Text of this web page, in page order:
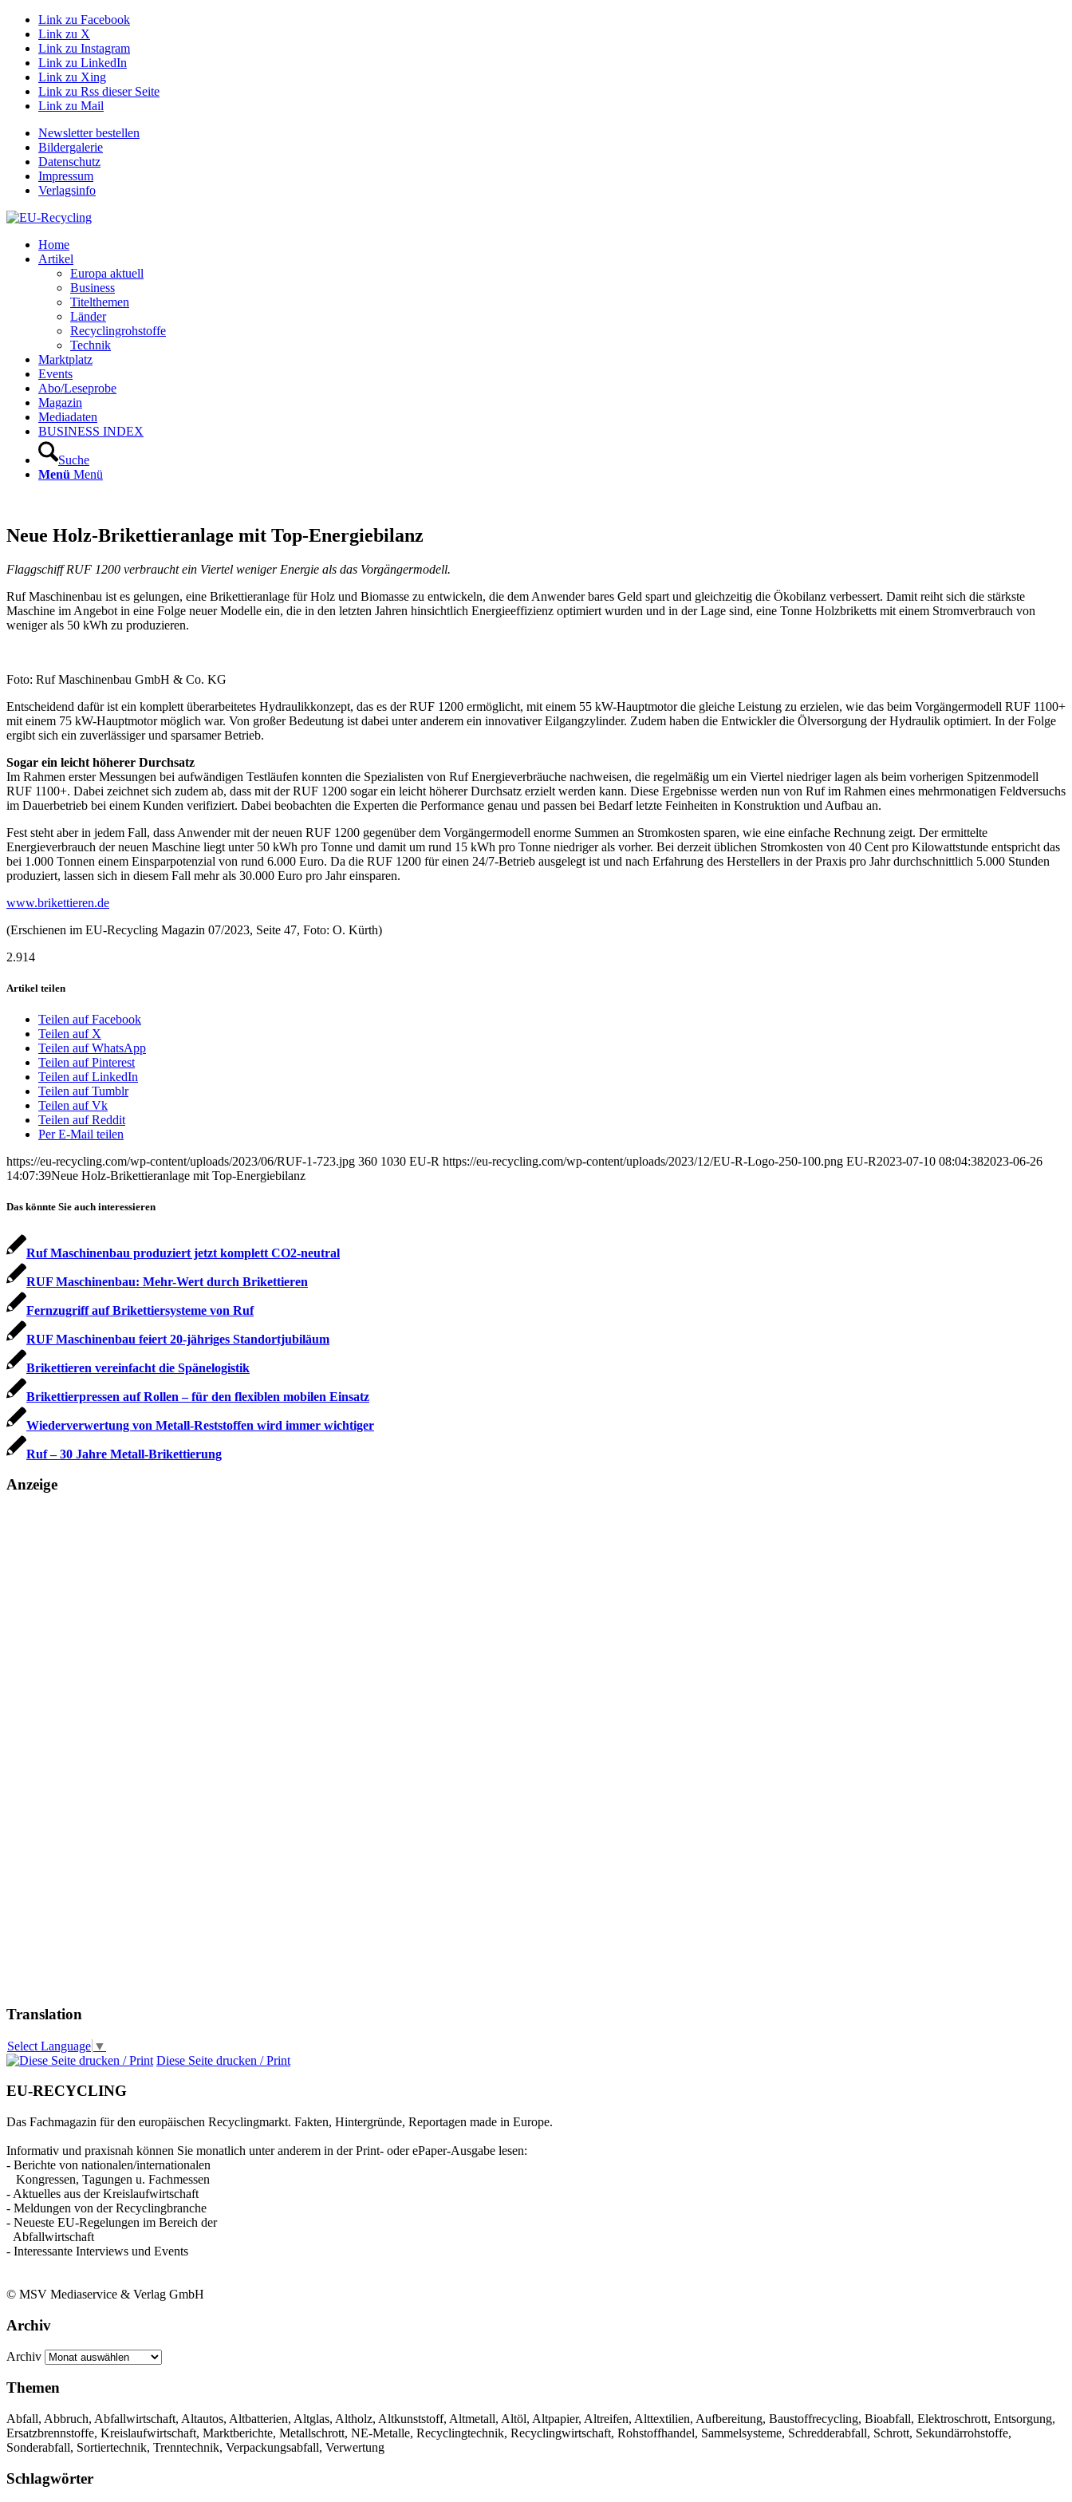
Link zu Facebook
Link zu X
Link zu Instagram
Link zu LinkedIn
Link zu Xing
Link zu Rss dieser Seite
Link zu Mail
Newsletter bestellen
Bildergalerie
Datenschutz
Impressum
Verlagsinfo
Home
Artikel
Europa aktuell
Business
Titelthemen
Länder
Recyclingrohstoffe
Technik
Marktplatz
Events
Abo/Leseprobe
Magazin
Mediadaten
BUSINESS INDEX
Suche
Menü Menü
Neue Holz-Brikettieranlage mit Top-Energiebilanz
Flaggschiff RUF 1200 verbraucht ein Viertel weniger Energie als das Vorgängermodell.
Ruf Maschinenbau ist es gelungen, eine Brikettieranlage für Holz und Biomasse zu entwickeln, die dem Anwender bares Geld spart und gleichzeitig die Ökobilanz verbessert. Damit reiht sich die stärkste
Maschine im Angebot in eine Folge neuer Modelle ein, die in den letzten Jahren hinsichtlich Energieeffizienz optimiert wurden und in der Lage sind, eine Tonne Holzbriketts mit einem Stromverbrauch von
weniger als 50 kWh zu produzieren.
Foto: Ruf Maschinenbau GmbH & Co. KG
Entscheidend dafür ist ein komplett überarbeitetes Hydraulikkonzept, das es der RUF 1200 ermöglicht, mit einem 55 kW-Hauptmotor die gleiche Leistung zu erzielen, wie das beim Vorgängermodell RUF 1100+
mit einem 75 kW-Hauptmotor möglich war. Von großer Bedeutung ist dabei unter anderem ein innovativer Eilgangzylinder. Zudem haben die Entwickler die Ölversorgung der Hydraulik optimiert. In der Folge
ergibt sich ein zuverlässiger und sparsamer Betrieb.
Sogar ein leicht höherer Durchsatz
Im Rahmen erster Messungen bei aufwändigen Testläufen konnten die Spezialisten von Ruf Energieverbräuche nachweisen, die regelmäßig um ein Viertel niedriger lagen als beim vorherigen Spitzenmodell
RUF 1100+. Dabei zeichnet sich zudem ab, dass mit der RUF 1200 sogar ein leicht höherer Durchsatz erzielt werden kann. Diese Ergebnisse werden nun von Ruf im Rahmen eines mehrmonatigen Feldversuchs
im Dauerbetrieb bei einem Kunden verifiziert. Dabei beobachten die Experten die Performance genau und passen bei Bedarf letzte Feinheiten in Konstruktion und Aufbau an.
Fest steht aber in jedem Fall, dass Anwender mit der neuen RUF 1200 gegenüber dem Vorgängermodell enorme Summen an Stromkosten sparen, wie eine einfache Rechnung zeigt. Der ermittelte
Energieverbrauch der neuen Maschine liegt unter 50 kWh pro Tonne und damit um rund 15 kWh pro Tonne niedriger als vorher. Bei derzeit üblichen Stromkosten von 40 Cent pro Kilowattstunde entspricht das
bei 1.000 Tonnen einem Einsparpotenzial von rund 6.000 Euro. Da die RUF 1200 für einen 24/7-Betrieb ausgelegt ist und nach Erfahrung des Herstellers in der Praxis pro Jahr durchschnittlich 5.000 Stunden
produziert, lassen sich in diesem Fall mehr als 30.000 Euro pro Jahr einsparen.
www.brikettieren.de
(Erschienen im EU-Recycling Magazin 07/2023, Seite 47, Foto: O. Kürth)
2.914
Artikel teilen
Teilen auf Facebook
Teilen auf X
Teilen auf WhatsApp
Teilen auf Pinterest
Teilen auf LinkedIn
Teilen auf Tumblr
Teilen auf Vk
Teilen auf Reddit
Per E-Mail teilen
https://eu-recycling.com/wp-content/uploads/2023/06/RUF-1-723.jpg 360 1030 EU-R https://eu-recycling.com/wp-content/uploads/2023/12/EU-R-Logo-250-100.png EU-R2023-07-10 08:04:382023-06-26
14:07:39Neue Holz-Brikettieranlage mit Top-Energiebilanz
Das könnte Sie auch interessieren
Ruf Maschinenbau produziert jetzt komplett CO2-neutral
RUF Maschinenbau: Mehr-Wert durch Brikettieren
Fernzugriff auf Brikettiersysteme von Ruf
RUF Maschinenbau feiert 20-jähriges Standortjubiläum
Brikettieren vereinfacht die Spänelogistik
Brikettierpressen auf Rollen – für den flexiblen mobilen Einsatz
Wiederverwertung von Metall-Reststoffen wird immer wichtiger
Ruf – 30 Jahre Metall-Brikettierung
Anzeige
Translation
Select Language ▼
Diese Seite drucken / Print
EU-RECYCLING
Das Fachmagazin für den europäischen Recyclingmarkt. Fakten, Hintergründe, Reportagen made in Europe.
Informativ und praxisnah können Sie monatlich unter anderem in der Print- oder ePaper-Ausgabe lesen:
- Berichte von nationalen/internationalen
Kongressen, Tagungen u. Fachmessen
- Aktuelles aus der Kreislaufwirtschaft
- Meldungen von der Recyclingbranche
- Neueste EU-Regelungen im Bereich der
Abfallwirtschaft
- Interessante Interviews und Events
© MSV Mediaservice & Verlag GmbH
Archiv
Archiv
Themen
Abfall, Abbruch, Abfallwirtschaft, Altautos, Altbatterien, Altglas, Altholz, Altkunststoff, Altmetall, Altöl, Altpapier, Altreifen, Alttextilien, Aufbereitung, Baustoffrecycling, Bioabfall, Elektroschrott, Entsorgung,
Ersatzbrennstoffe, Kreislaufwirtschaft, Marktberichte, Metallschrott, NE-Metalle, Recyclingtechnik, Recyclingwirtschaft, Rohstoffhandel, Sammelsysteme, Schredderabfall, Schrott, Sekundärrohstoffe,
Sonderabfall, Sortiertechnik, Trenntechnik, Verpackungsabfall, Verwertung
Schlagwörter